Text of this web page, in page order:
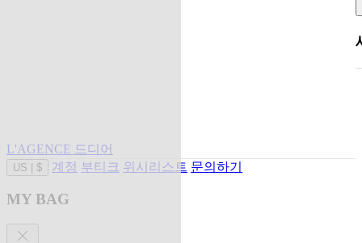
L'AGENCE 드디어
US $ 계정 부티크 위시리스트 문의하기
MY BAG